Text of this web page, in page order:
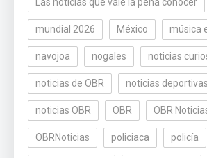
Las noticias que vale la pena conocer
mundial 2026 México música
navojoa nogales noticias
noticias de OBR noticias deportivas
noticias OBR OBR OBR
OBRNoticias policiaca policía